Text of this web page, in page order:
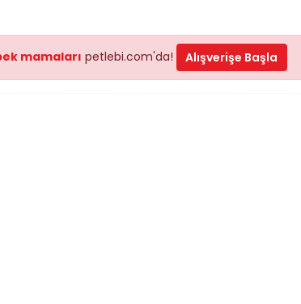
mamaları petlebi.com'da! Alışverişe Başla